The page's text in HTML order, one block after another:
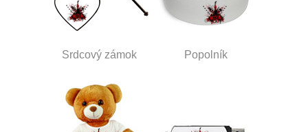
Srdcový zámok Popolník